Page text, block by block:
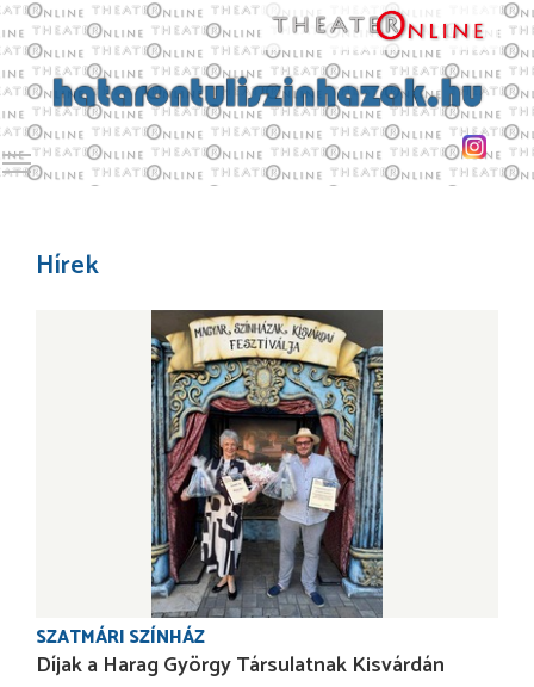
Toggle main menu visibility
Hírek
SZATMÁRI SZÍNHÁZ
Díjak a Harag György Társulatnak Kisvárdán